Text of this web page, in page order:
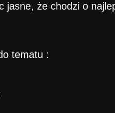
jasne, że chodzi o
tematu :